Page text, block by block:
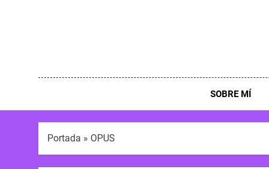
SOBRE MÍ
Portada » OPUS